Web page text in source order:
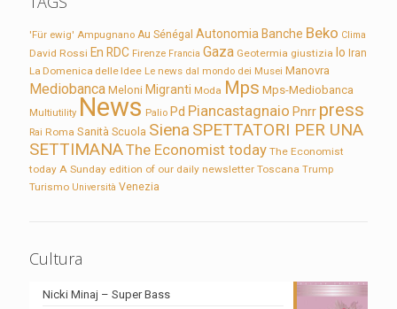
'Für ewig' Ampugnano Au Sénégal Autonomia Banche Beko Clima
David Rossi En RDC Firenze Francia Gaza Geotermia giustizia Io Iran
La Domenica delle Idee Le news dal mondo dei Musei Manovra
Mediobanca Meloni Migranti Moda Mps Mps-Mediobanca
Multiutility News Palio Pd Piancastagnaio Pnrr press
Rai Roma Sanità Scuola Siena SPETTATORI PER UNA
SETTIMANAThe Economist today The Economist
today A Sunday edition of our daily newsletter Toscana Trump
Turismo Università Venezia
Cultura
Nicki Minaj – Super Bass